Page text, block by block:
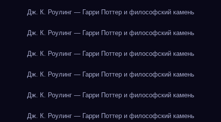
Дж. К. Роулинг — Гарри Поттер и философский камень
Дж. К. Роулинг — Гарри Поттер и философский камень
Дж. К. Роулинг — Гарри Поттер и философский камень
Дж. К. Роулинг — Гарри Поттер и философский камень
Дж. К. Роулинг — Гарри Поттер и философский камень
Дж. К. Роулинг — Гарри Поттер и философский камень